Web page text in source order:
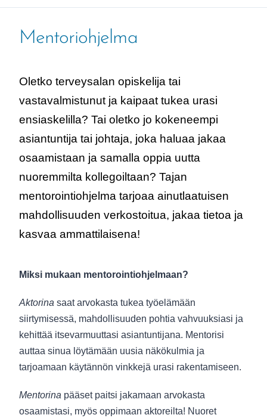
Mentoriohjelma
Oletko terveysalan opiskelija tai
vastavalmistunut ja kaipaat tukea urasi
ensiaskelilla? Tai oletko jo kokeneempi
asiantuntija tai johtaja, joka haluaa jakaa
osaamistaan ja samalla oppia uutta
nuoremmilta kollegoiltaan? Tajan
mentorointiohjelma tarjoaa ainutlaatuisen
mahdollisuuden verkostoitua, jakaa tietoa ja
kasvaa ammattilaisena!
Miksi mukaan mentorointiohjelmaan?
Aktorina saat arvokasta tukea työelämään
siirtymisessä, mahdollisuuden pohtia vahvuuksiasi ja
kehittää itsevarmuuttasi asiantuntijana. Mentorisi
auttaa sinua löytämään uusia näkökulmia ja
tarjoamaan käytännön vinkkejä urasi rakentamiseen.
Mentorina pääset paitsi jakamaan arvokasta
osaamistasi, myös oppimaan aktoreilta! Nuoret